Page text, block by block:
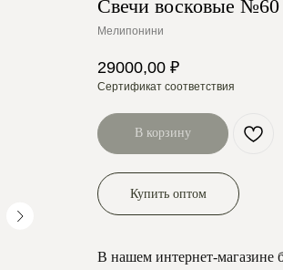
Свечи восковые
Мелипонини
29000,00 ₽
Сертификат соответствия
В корзину
Купить оптом
В нашем интернет-магазине